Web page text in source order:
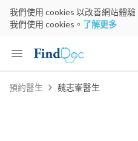
我們使用 cookies 以改善網站體
我們使用 cookies。 了解更多
Keyword
預約醫生 魏志峯醫生